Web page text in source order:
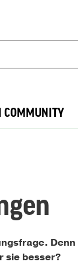
COMMUNITY
sie besser?